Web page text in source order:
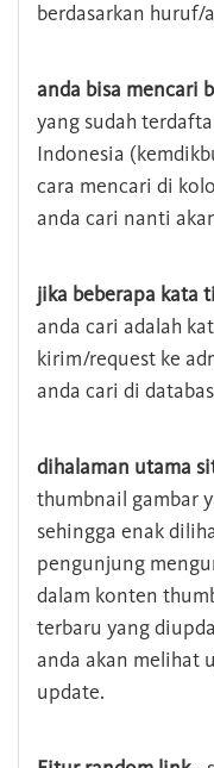
berdasarkan huruf/
anda bisa mencari
yang sudah
Indonesia
cara mencari di
anda cari nanti
jika beberapa kata
anda cari adalah
kirim/request ke
anda cari di
dihalaman utama
thumbnail gambar
sehingga enak
pengunjung
dalam konten
terbaru yang
anda akan melihat
update.